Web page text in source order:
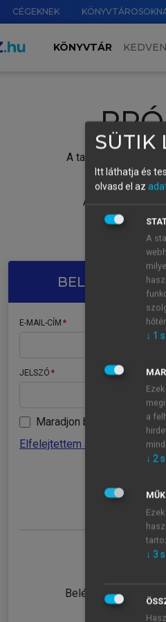
CÉGEKNEK
KÖNYVTÁR
A tartalom
Új
A próbaidőszak
BELÉPÉS
E-MAIL-CÍM
JELSZÓ
Maradjon belépve
Elfelejtettem a jelszavamat
Belépés intézményi
SÜTIK
Itt láthatja és
olvasd el az
A
↓ 1
a
↓ 2
↓ 3